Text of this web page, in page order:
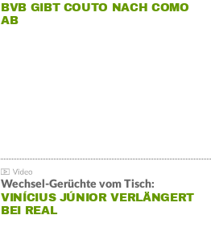
BVB GIBT COUTO NACH COMO
AB
Wechsel-Gerüchte vom Tisch:
VINÍCIUS JÚNIOR VERLÄNGERT
BEI REAL